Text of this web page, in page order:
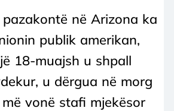
në Arizona ka
publik amerikan,
18-muajsh u shpall
u dërgua në morg
vonë stafi mjekësor